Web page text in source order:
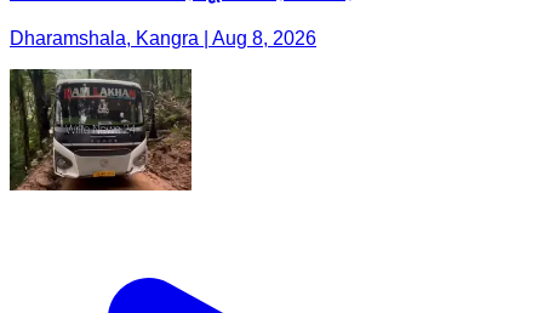
Dharamshala, Kangra | Aug 8, 2026